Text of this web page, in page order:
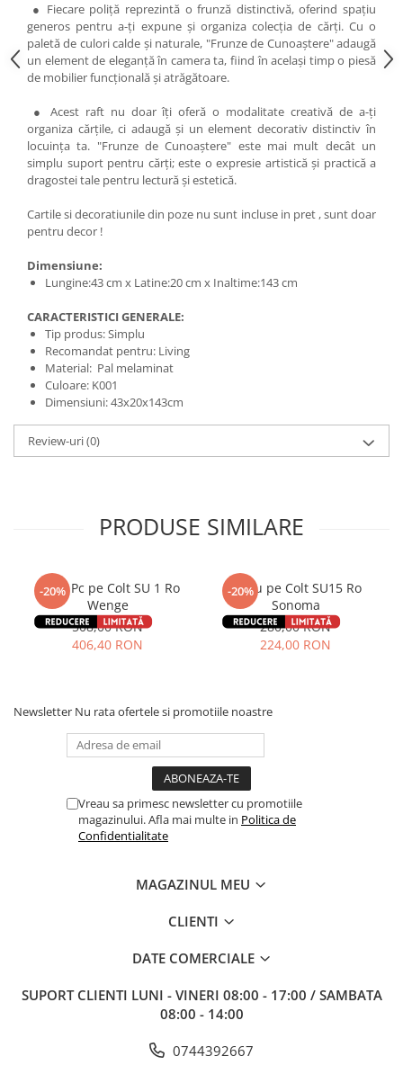
● Fiecare poliță reprezintă o frunză distinctivă, oferind spațiu
generos pentru a-ți expune și organiza colecția de cărți. Cu o
paletă de culori calde și naturale, "Frunze de Cunoaștere" adaugă
un element de eleganță în camera ta, fiind în același timp o piesă
de mobilier funcțională și atrăgătoare.
● Acest raft nu doar îți oferă o modalitate creativă de a-ți
organiza cărțile, ci adaugă și un element decorativ distinctiv în
locuința ta. "Frunze de Cunoaștere" este mai mult decât un
simplu suport pentru cărți; este o expresie artistică și practică a
dragostei tale pentru lectură și estetică.
Cartile si decoratiunile din poze nu sunt incluse in pret , sunt doar
pentru decor !
Dimensiune:
Lungine:43 cm x Latine:20 cm x Inaltime:143 cm
CARACTERISTICI GENERALE:
Tip produs: Simplu
Recomandat pentru: Living
Material: Pal melaminat
Culoare: K001
Dimensiuni: 43x20x143cm
Review-uri(0)
PRODUSE SIMILARE
-20%
Birou Pc pe Colt SU 1 Ro
Wenge
508,00 RON
406,40 RON
-20%
Birou pe Colt SU15 Ro
Sonoma
280,00 RON
224,00 RON
Newsletter Nu rata ofertele si promotiile noastre
Vreau sa primesc newsletter cu promotiile
magazinului. Afla mai multe in Politica de
Confidentialitate
MAGAZINUL MEU
CLIENTI
DATE COMERCIALE
SUPORT CLIENTI LUNI - VINERI 08:00 - 17:00 / SAMBATA
08:00 - 14:00
0744392667